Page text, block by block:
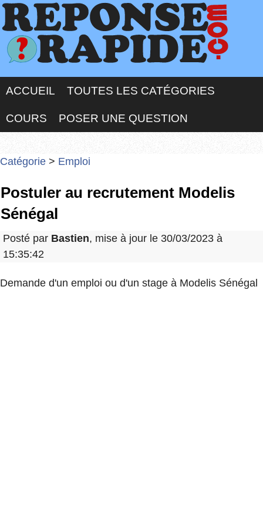
ACCUEIL TOUTES LES CATÉGORIES
COURS POSER UNE QUESTION
Catégorie > Emploi
Postuler au recrutement Modelis
Sénégal
Posté par Bastien, mise à jour le 30/03/2023 à
15:35:42
Demande d'un emploi ou d'un stage à Modelis Sénégal